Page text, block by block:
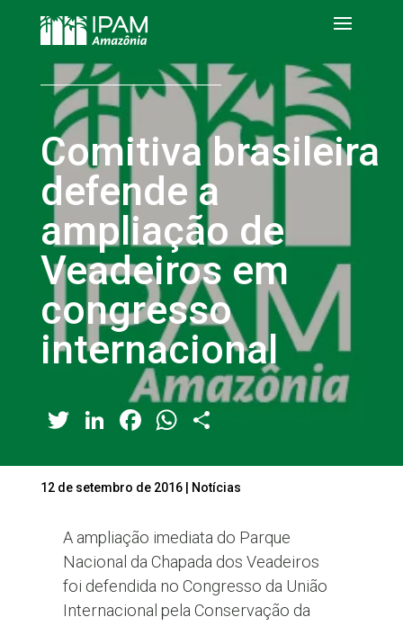
Comitiva brasileira
defende a
ampliação de
Veadeiros em
congresso
internacional
Twitter
LinkedIn
Facebook
WhatsApp
12 de setembro de 2016| Notícias
A ampliação imediata do Parque
Nacional da Chapada dos Veadeiros
foi defendida no Congresso da União
Internacional pela Conservação da